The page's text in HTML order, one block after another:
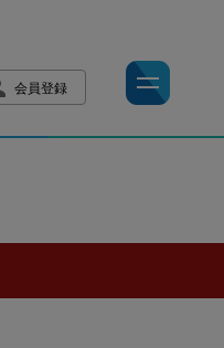
会員登録